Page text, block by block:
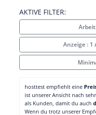
AKTIVE FILTER:
Anzeige :
hosttest empfiehlt eine
ist unserer Ansicht nach
als Kunden, damit du auch
Wenn du trotz unserer